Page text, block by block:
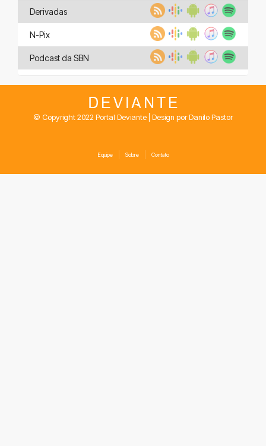
Derivadas
N-Pix
Podcast da SBN
© Copyright 2022 Portal Deviante | Design por Danilo Pastor
Equipe Sobre Contato